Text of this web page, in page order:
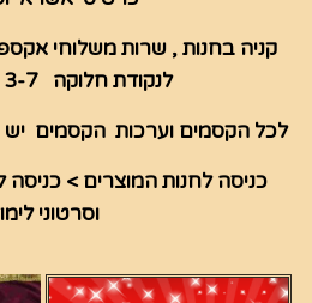
לנקודת חלוקה 3-7 ימי עסקים
לכל הקסמים וערכות הקסמים
כניסה לחנות המוצרים >
וסרטוני